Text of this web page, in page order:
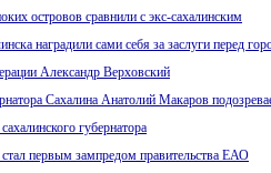
островов сравнили с экс-сахалинским
наградили сами себя за заслуги перед
Александр Верховский
Сахалина Анатолий Макаров
губернатора
первым зампредом правительства ЕАО